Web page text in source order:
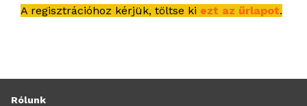
A regisztrációhoz kérjük, töltse ki ezt az űrlapot.
Rólunk